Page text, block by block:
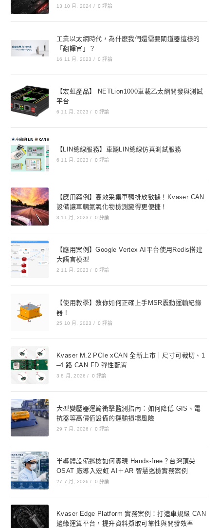
13 10 月, 2024 / 0 評論
工業以太網時代，為什麽我們還需要閘道器這樣的
「翻譯官」？
16 11 月, 2023 / 0 評論
【宏虹產品】 NETLion1000車載乙太網開發與測試
平台
6 11 月, 2023 / 0 評論
【LIN總線服務】車輛LIN總線仿真測試服務
6 11 月, 2023 / 0 評論
【應用案例】高效采集車輛排放數據！Kvaser CAN
設備讓車輛氮氧化物檢測變得更便捷！
3 11 月, 2023 / 0 評論
【應用案例】Google Vertex AI平台使用Redis搭建
大語言模型
2 11 月, 2023 / 0 評論
【使用教學】教你如何正確上手MSR震動運輸紀錄
器 !
25 10 月, 2023 / 0 評論
Kvaser M.2 PCIe xCAN 全新上市｜尺寸可裁切、1
–4 路 CAN FD 彈性配置
3 8 月, 2026 / 0 評論
大型變壓器運輸衝擊監測指南：如何降低 GIS、電
抗器等高價值設備的運輸損壞風險
29 7 月, 2026 / 0 評論
半導體設備巡檢如何實現 Hands-free？台灣頂尖
OSAT 廠導入宏虹 AI＋AR 智慧巡檢實務案例
27 7 月, 2026 / 0 評論
Kvaser Edge Platform 實務案例：打造車規級 CAN
邊緣運算平台，提升資料擷取可靠性與開發效率